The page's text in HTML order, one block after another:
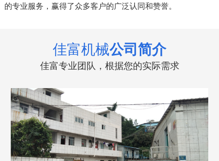
的专业服务，赢得了众多客户的广泛认同和赞誉。
佳富机械公司简介
佳富专业团队，根据您的实际需求